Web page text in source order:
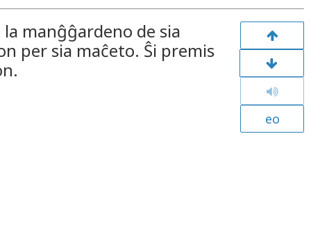
manĝĝardeno de sia
per sia maĉeto. Ŝi premis
eo